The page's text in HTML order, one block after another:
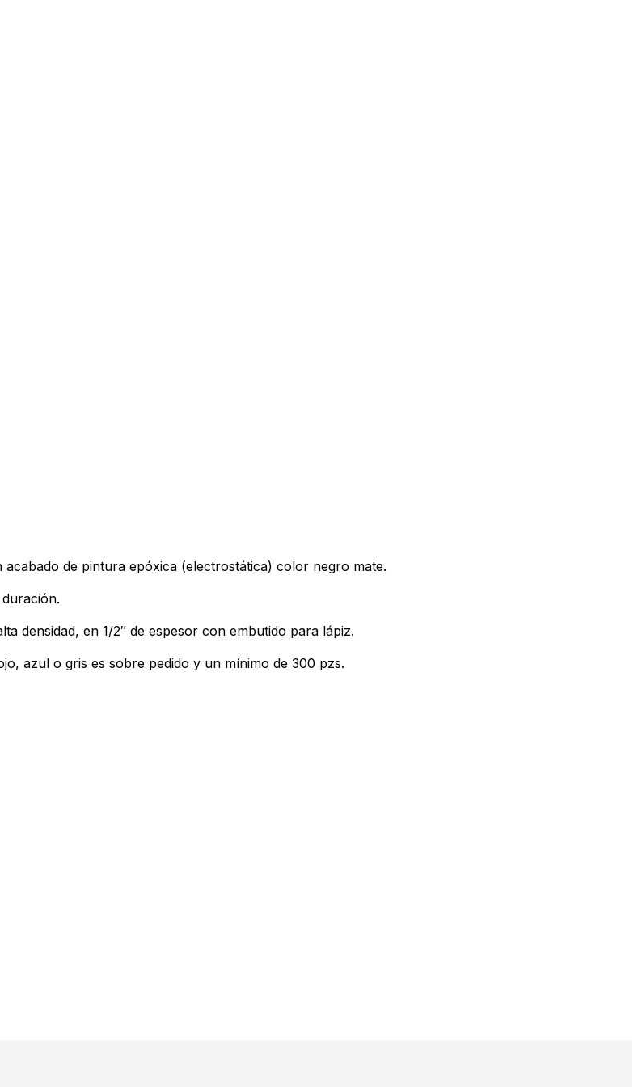
de pintura epóxica (electrostática) color negro mate.
densidad, en 1/2″ de espesor con embutido para lápiz.
azul o gris es sobre pedido y un mínimo de 300 pzs.